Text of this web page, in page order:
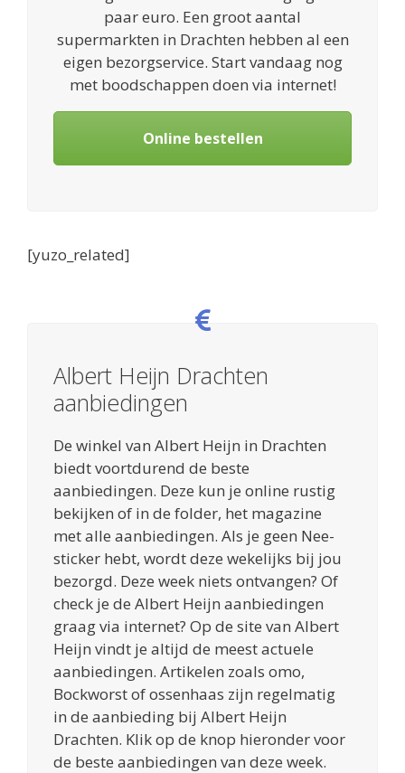
paar euro. Een groot aantal
supermarkten in Drachten hebben al een
eigen bezorgservice. Start vandaag nog
met boodschappen doen via internet!
Online bestellen
[yuzo_related]
Albert Heijn Drachten
aanbiedingen
De winkel van Albert Heijn in Drachten
biedt voortdurend de beste
aanbiedingen. Deze kun je online rustig
bekijken of in de folder, het magazine
met alle aanbiedingen. Als je geen Nee-
sticker hebt, wordt deze wekelijks bij jou
bezorgd. Deze week niets ontvangen? Of
check je de Albert Heijn aanbiedingen
graag via internet? Op de site van Albert
Heijn vindt je altijd de meest actuele
aanbiedingen. Artikelen zoals omo,
Bockworst of ossenhaas zijn regelmatig
in de aanbieding bij Albert Heijn
Drachten. Klik op de knop hieronder voor
de beste aanbiedingen van deze week.